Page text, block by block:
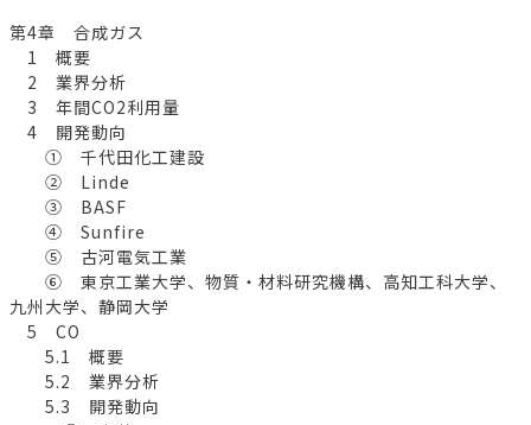
第4章 合成ガス
1 概要
2 業界分析
3 年間CO2利用量
4 開発動向
① 千代田化工建設
② Linde
③ BASF
④ Sunfire
⑤ 古河電気工業
⑥ 東京工業大学、物質・材料研究機構、高知工科大学、
九州大学、静岡大学
5 CO
5.1 概要
5.2 業界分析
5.3 開発動向